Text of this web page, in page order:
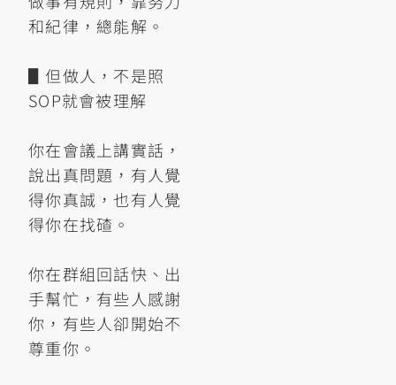
和紀律，總能解。
▋但做人，不是照
SOP就會被理解
你在會議上講實話，
說出真問題，有人覺
得你真誠，也有人覺
得你在找碴。
你在群組回話快、出
手幫忙，有些人感謝
你，有些人卻開始不
尊重你。